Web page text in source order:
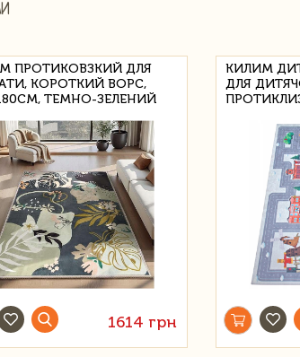
ПРОТИКОВЗКИЙ ДЛЯ
КОРОТКИЙ ВОРС,
ТЕМНО-ЗЕЛЕНИЙ
1614 грн
КИЛИМ
ДЛЯ